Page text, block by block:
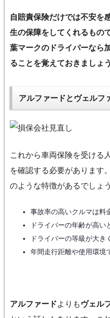
自賠責保険だけでは不安を
生の保障をしてくれるもの
葉マークのドライバーなら
ることを覚えておきましょう
アルファードとヴェルフ
これから車両保険を受ける
を確認する必要があります
のような特徴があるでしょう
事故率の高いクルマは料
ドライバーの年齢が高い
ドライバーの等級が大き
年間走行距離や使用環境
アルファードよりも ヴェル